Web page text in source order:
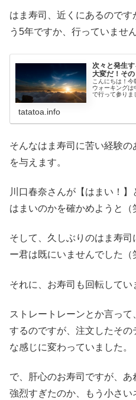
はま寿司、近くにあるので
う5年ですか、行っていませ
次々と発生
大変だ！その
こんにちは！
ウォーキングは
で行って参りま
tatatoa.info
そんなはま寿司に苦い経験
を与えます。
川口春奈さんが【はまい！
はまいのかを確かめようと（
そして、久しぶりのはま寿
ー君は既にいませんでした（
それに、お寿司も回転してい
ストレートレーンとか言っ
するのですが、注文したそ
な感じに変わっていました。
で、肝心のお寿司ですが、
強烈すぎたのか、もう小さい